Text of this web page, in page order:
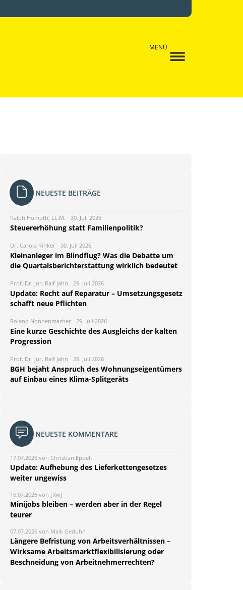
MENÜ
NEUESTE BEITRÄGE
Ralph Homuth, LL.M. 30. Juli 2026
Steuererhöhung statt Familienpolitik?
Dr. Carola Rinker 30. Juli 2026
Kleinanleger im Blindflug? Was die Debatte um
die Quartalsberichterstattung wirklich bedeutet
Prof. Dr. jur. Ralf Jahn 29. Juli 2026
Update: Recht auf Reparatur – Umsetzungsgesetz
schafft neue Pflichten
Roland Nonnenmacher 29. Juli 2026
Eine kurze Geschichte des Ausgleichs der kalten
Progression
Prof. Dr. jur. Ralf Jahn 28. Juli 2026
BGH bejaht Anspruch des Wohnungseigentümers
auf Einbau eines Klima-Splitgeräts
NEUESTE KOMMENTARE
17.07.2026 von Christian Eppelt
Update: Aufhebung des Lieferkettengesetzes
weiter ungewiss
16.07.2026 von [Rw]
Minijobs bleiben – werden aber in der Regel
teurer
07.07.2026 von Maik Geduhn
Längere Befristung von Arbeitsverhältnissen –
Wirksame Arbeitsmarktflexibilisierung oder
Beschneidung von Arbeitnehmerrechten?